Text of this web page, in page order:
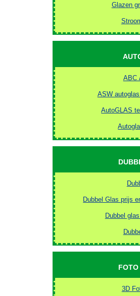
Glazen
ABC
ASW
AutoGLAS
Dubbel Glas prijs
Dubbel
3D